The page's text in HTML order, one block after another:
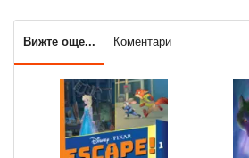
Вижте още... Коментари